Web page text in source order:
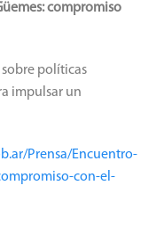
compromiso
políticas
impulsar un
Prensa/Encuentro-
con-el-